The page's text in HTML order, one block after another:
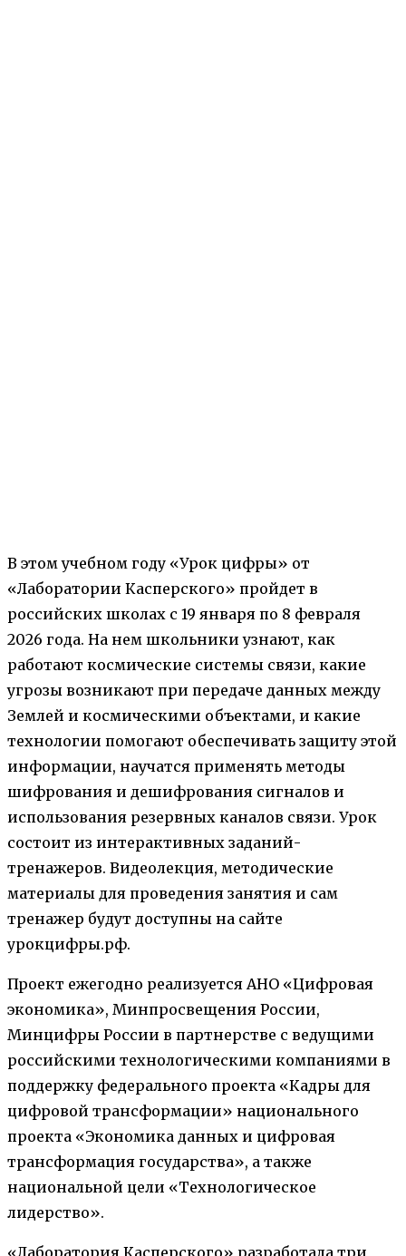
В этом учебном году «Урок цифры» от
«Лаборатории Касперского» пройдет в
российских школах с 19 января по 8 февраля
2026 года. На нем школьники узнают, как
работают космические системы связи, какие
угрозы возникают при передаче данных между
Землей и космическими объектами, и какие
технологии помогают обеспечивать защиту этой
информации, научатся применять методы
шифрования и дешифрования сигналов и
использования резервных каналов связи. Урок
состоит из интерактивных заданий-
тренажеров. Видеолекция, методические
материалы для проведения занятия и сам
тренажер будут доступны на сайте
урокцифры.рф.
Проект ежегодно реализуется АНО «Цифровая
экономика», Минпросвещения России,
Минцифры России в партнерстве с ведущими
российскими технологическими компаниями в
поддержку федерального проекта «Кадры для
цифровой трансформации» национального
проекта «Экономика данных и цифровая
трансформация государства», а также
национальной цели «Технологическое
лидерство».
«Лаборатория Касперского» разработала три